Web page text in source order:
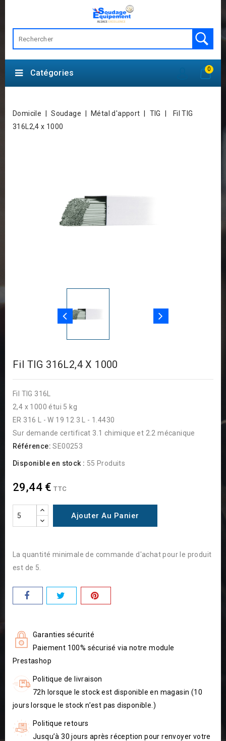
0
Catégories
Domicile Soudage Métal d'apport TIG
Fil TIG
316L2,4 x 1000
Fil TIG 316L2,4 X 1000
Fil TIG 316L
2,4 x 1000 étui 5 kg
ER 316 L - W 19 12 3 L - 1.4430
Sur demande certificat 3.1 chimique et 2.2 mécanique
Référence: SE00253
Disponible en stock : 55 Produits
29,44 € TTC
Ajouter Au Panier
La quantité minimale de commande d'achat pour le produit
est de 5.
Garanties sécurité
Paiement 100% sécurisé via notre module
Prestashop
Politique de livraison
72h lorsque le stock est disponible en magasin (10
jours lorsque le stock n’est pas disponible.)
Politique retours
Jusqu’à 30 jours après réception pour renvoyer votre